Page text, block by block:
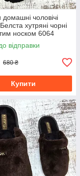
домашні чоловічі
хутряні чорні
носком 6064
відправки
680 ₴
Купити